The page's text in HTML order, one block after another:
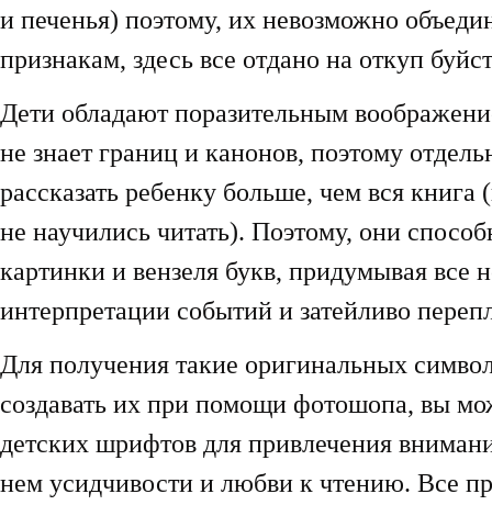
и печенья) поэтому, их невозможно
признакам, здесь все отдано на откуп
Дети обладают поразительным
не знает границ и канонов, поэтому
рассказать ребенку больше, чем вся
не научились читать). Поэтому, они
картинки и вензеля букв, придумывая все
интерпретации событий и затейливо
Для получения такие оригинальных
создавать их при помощи фотошопа, вы
детских шрифтов для привлечения
нем усидчивости и любви к чтению. Все